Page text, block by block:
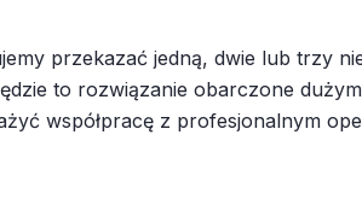
przekazać jedną, dwie lub trzy
to rozwiązanie obarczone
współpracę z profesjonalnym